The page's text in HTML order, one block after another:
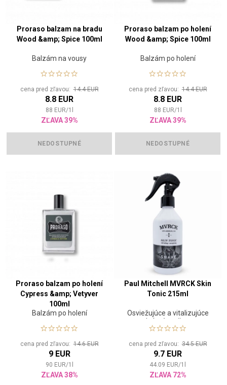
Proraso balzam na bradu
Wood &amp; Spice 100ml
Balzám na vousy
cena pred zľavou:14.4 EUR
8.8 EUR
88 EUR/1
ZĽAVA 39%
NEDOSTUPNÉ
Proraso balzam po holení
Wood &amp; Spice 100ml
Balzám po holení
cena pred zľavou:14.4 EUR
8.8 EUR
88 EUR/1
ZĽAVA 39%
NEDOSTUPNÉ
Proraso balzam po holení
Cypress &amp; Vetyver
100ml
Balzám po holení
cena pred zľavou:14.6 EUR
9 EUR
90 EUR/1
ZĽAVA 38%
Paul Mitchell MVRCK Skin
Tonic 215ml
Osviežujúce a vitalizujúce
pleťové tonikum
cena pred zľavou:34.5 EUR
9.7 EUR
44.09 EUR/1
ZĽAVA 72%